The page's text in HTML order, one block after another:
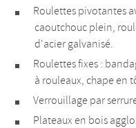
Roulettes pivotantes
caoutchouc plein,
d'acier galvanisé.
Roulettes fixes :
à rouleaux, chape en
Verrouillage par
Plateaux en bois